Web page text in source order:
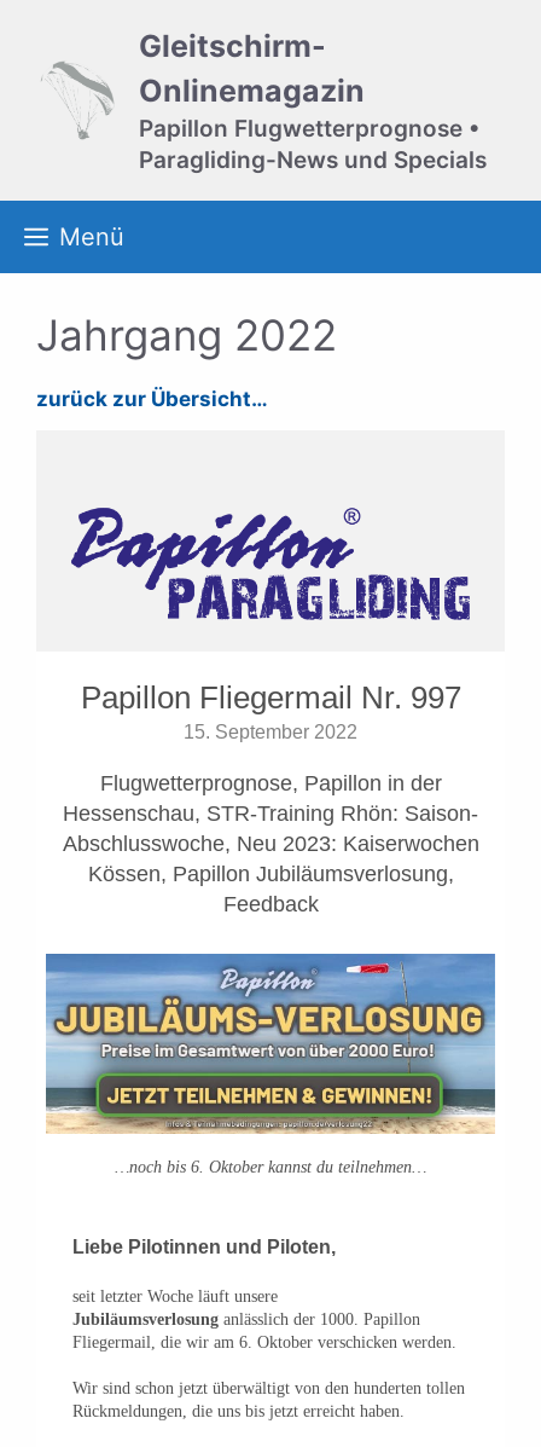
springen
Gleitschirm-
Onlinemagazin
Papillon Flugwetterprognose •
Paragliding-News und Specials
Menü
Jahrgang 2022
zurück zur Übersicht…
Papillon Fliegermail Nr. 997
15. September 2022
Flugwetterprognose, Papillon in der
Hessenschau, STR-Training Rhön: Saison-
Abschlusswoche, Neu 2023: Kaiserwochen
Kössen, Papillon Jubiläumsverlosung,
Feedback
…noch bis 6. Oktober kannst du teilnehmen…
Liebe Pilotinnen und Piloten,
seit letzter Woche läuft unsere
Jubiläumsverlosung anlässlich der 1000. Papillon
Fliegermail, die wir am 6. Oktober verschicken werden.
Wir sind schon jetzt überwältigt von den hunderten tollen
Rückmeldungen, die uns bis jetzt erreicht haben.